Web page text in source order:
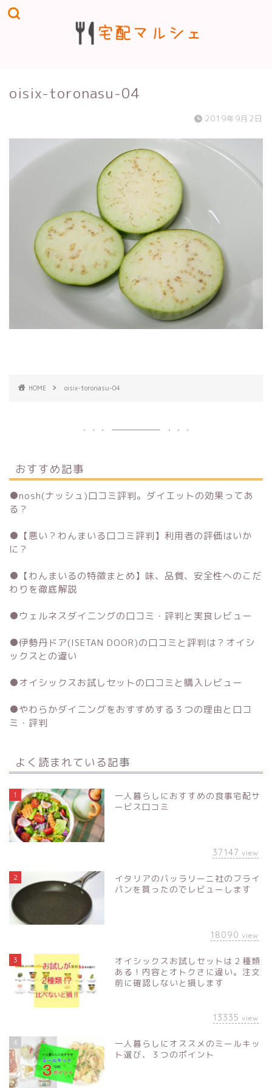
oisix-toronasu-04
2019年9月2日
HOME oisix-toronasu-04
おすすめ記事
●nosh(ナッシュ)口コミ評判。ダイエットの効果ってあ
る？
● 【悪い？わんまいる口コミ評判】利用者の評価はいか
に？
● 【わんまいるの特徴まとめ】味、品質、安全性へのこだ
わりを徹底解説
●ウェルネスダイニングの口コミ・評判と実食レビュー
●伊勢丹ドア(ISETAN DOOR)の口コミと評判は？オイシ
ックスとの違い
●オイシックスお試しセットの口コミと購入レビュー
●やわらかダイニングをおすすめする３つの理由と口コ
ミ・評判
よく読まれている記事
1
一人暮らしにおすすめの食事宅配サ
ービス口コミ
37147 view
2
イタリアのバッラリーニ社のフライ
パンを買ったのでレビューします
18090 view
3
オイシックスお試しセットは２種類
ある！内容とオトクさに違い。注文
前に確認しないと損します
13335 view
4
一人暮らしにオススメのミールキッ
ト選び、３つのポイント